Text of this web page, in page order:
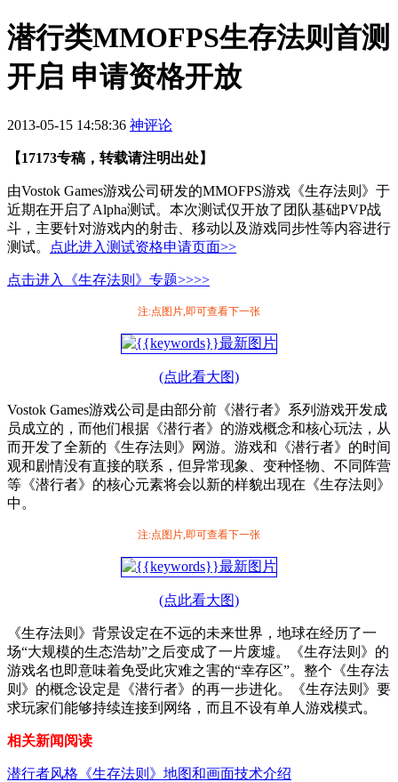
潜行类MMOFPS生存法则首测
开启 申请资格开放
2013-05-15 14:58:36 神评论
【17173专稿，转载请注明出处】
由Vostok Games游戏公司研发的MMOFPS游戏《生存法则》于
近期在开启了Alpha测试。本次测试仅开放了团队基础PVP战
斗，主要针对游戏内的射击、移动以及游戏同步性等内容进行
测试。
点此进入测试资格申请页面>>
点击进入《生存法则》专题>>>>
注:点图片,即可查看下一张
(点此看大图)
Vostok Games游戏公司是由部分前《潜行者》系列游戏开发成
员成立的，而他们根据《潜行者》的游戏概念和核心玩法，从
而开发了全新的《生存法则》网游。游戏和《潜行者》的时间
观和剧情没有直接的联系，但异常现象、变种怪物、不同阵营
等《潜行者》的核心元素将会以新的样貌出现在《生存法则》
中。
注:点图片,即可查看下一张
(点此看大图)
《生存法则》背景设定在不远的未来世界，地球在经历了一
场“大规模的生态浩劫”之后变成了一片废墟。《生存法则》的
游戏名也即意味着免受此灾难之害的“幸存区”。整个《生存法
则》的概念设定是《潜行者》的再一步进化。《生存法则》要
求玩家们能够持续连接到网络，而且不设有单人游戏模式。
相关新闻阅读
潜行者风格《生存法则》地图和画面技术介绍